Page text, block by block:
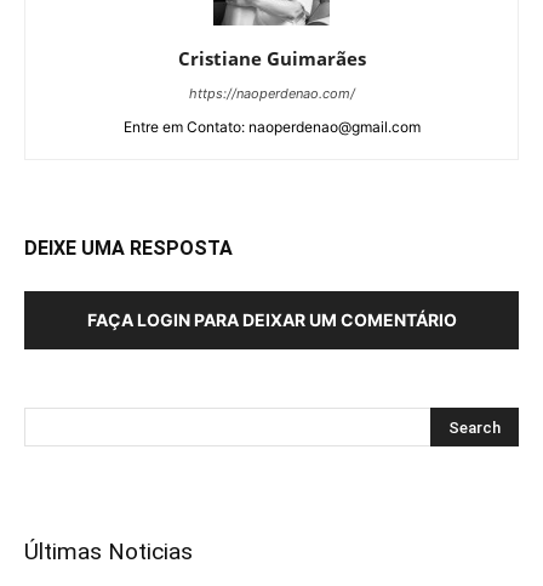
Cristiane Guimarães
https://naoperdenao.com/
Entre em Contato: naoperdenao@gmail.com
DEIXE UMA RESPOSTA
FAÇA LOGIN PARA DEIXAR UM COMENTÁRIO
Últimas Noticias